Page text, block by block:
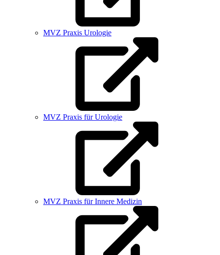
MVZ Praxis Urologie
MVZ Praxis für Urologie
MVZ Praxis für Innere Medizin